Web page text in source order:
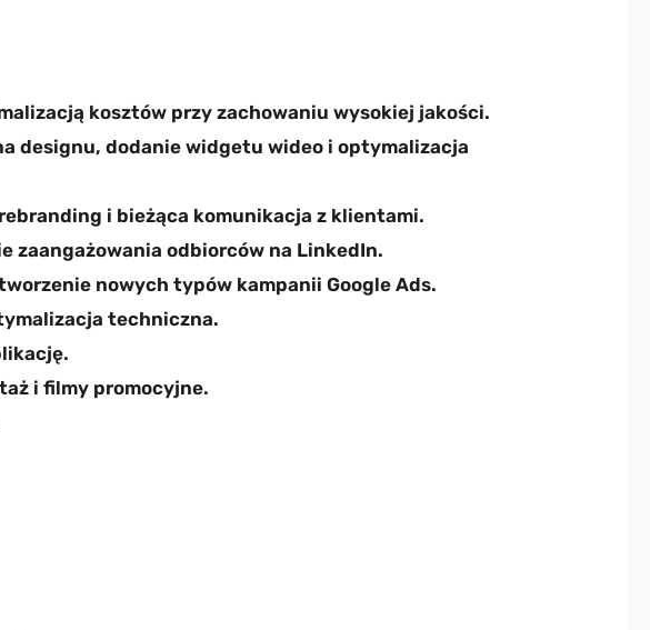
kosztów przy zachowaniu wysokiej jakości.
designu, dodanie widgetu wideo i optymalizacja
i bieżąca komunikacja z klientami.
zaangażowania odbiorców na LinkedIn.
nowych typów kampanii Google Ads.
techniczna.
i filmy promocyjne.